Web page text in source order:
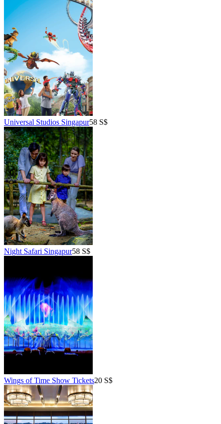
Universal Studios Singapur58 S$
Night Safari Singapur58 S$
Wings of Time Show Tickets20 S$